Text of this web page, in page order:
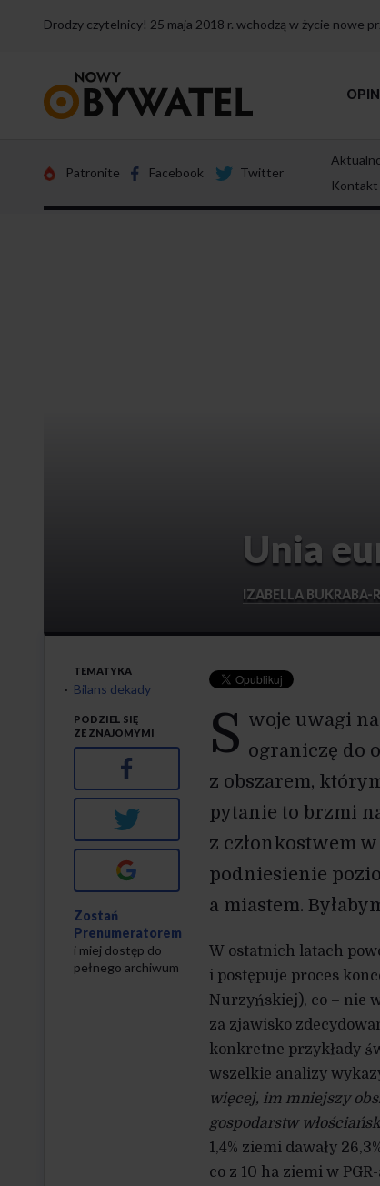
Drodzy czytelnicy! 25 maja 2018 r. wchodzą w życie nowe
strony
Patronite Facebook Twitter
Kontakt
Unia
IZABELLA BUKRABA-
S woje uwagi
ograniczę do
z obszarem,
pytanie to brzmi
z członkostwem
podniesienie
a miastem.
W ostatnich latach
i postępuje proces
Nurzyńskiej), co – nie
za zjawisko
konkretne przykłady
wszelkie analizy
więcej, im mniejszy
gospodarstw
1,4% ziemi dawały
co z 10 ha ziemi w
TEMATYKA
Bilans dekady
PODZIEL SIĘ
ZE ZNAJOMYMI
Facebook
Twitter
Zostań
Prenumeratorem
i miej dostęp do
pełnego archiwum